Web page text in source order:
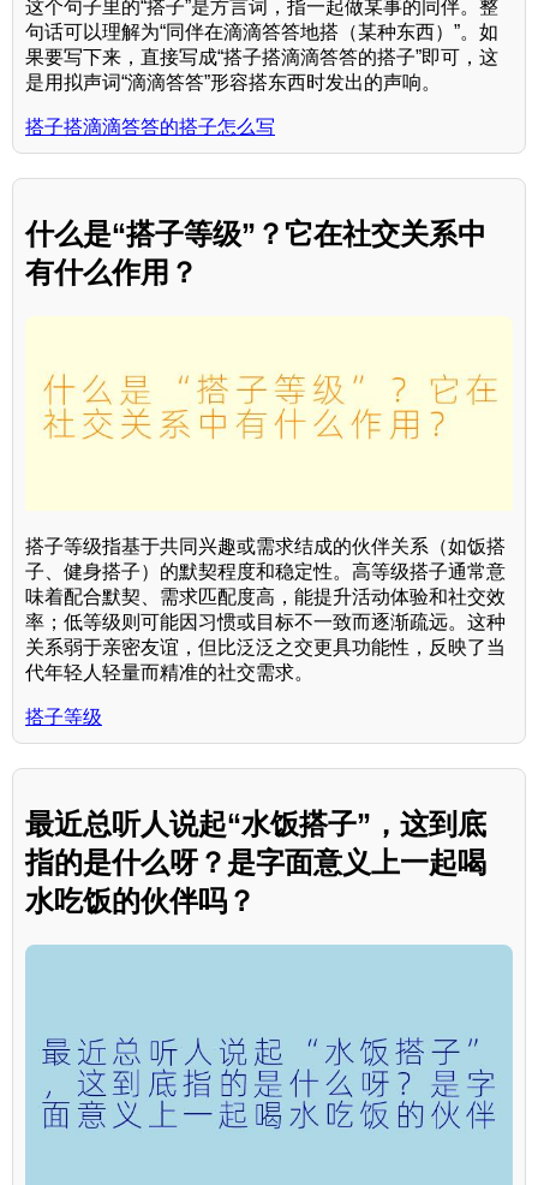
这个句子里的“搭子”是方言词，指一起做某事的同伴。整
句话可以理解为“同伴在滴滴答答地搭（某种东西）”。如
果要写下来，直接写成“搭子搭滴滴答答的搭子”即可，这
是用拟声词“滴滴答答”形容搭东西时发出的声响。
搭子搭滴滴答答的搭子怎么写
什么是“搭子等级”？它在社交关系中
有什么作用？
搭子等级指基于共同兴趣或需求结成的伙伴关系（如饭搭
子、健身搭子）的默契程度和稳定性。高等级搭子通常意
味着配合默契、需求匹配度高，能提升活动体验和社交效
率；低等级则可能因习惯或目标不一致而逐渐疏远。这种
关系弱于亲密友谊，但比泛泛之交更具功能性，反映了当
代年轻人轻量而精准的社交需求。
搭子等级
最近总听人说起“水饭搭子”，这到底
指的是什么呀？是字面意义上一起喝
水吃饭的伙伴吗？